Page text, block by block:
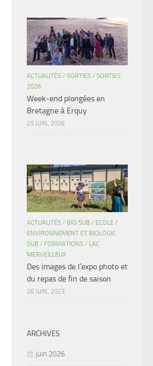
ACTUALITÉS / SORTIES / SORTIES
2026
Week-end plongées en
Bretagne à Erquy
25 JUIN, 2026
ACTUALITÉS / BIO SUB / ECOLE /
ENVIRONNEMENT ET BIOLOGIE
SUB / FORMATIONS / LAC
MERVEILLEUX
Des images de l’expo photo et
du repas de fin de saison
26 JUIN, 2023
ARCHIVES
juin 2026